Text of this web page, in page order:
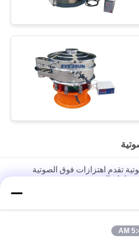
تقدم اهتزازات فوق الصوتية
إنتاج الفحص
لفصل الجسيمات الدقيقة وحلول
المقاوم للصدأ بشاشة اهتزاز